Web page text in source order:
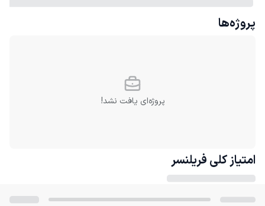
پروژه‌ها
پروژه‌ای یافت نشد!
امتیاز کلی فریلنسر